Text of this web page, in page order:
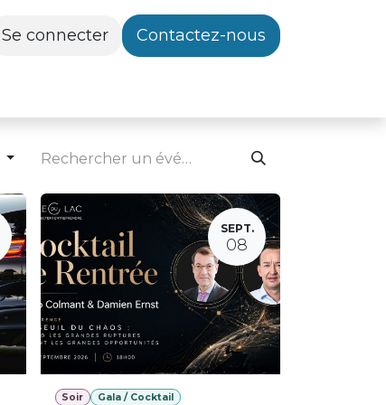
Se connecter Contactez-nous
SEPT.
08
Soir Gala / Cocktail